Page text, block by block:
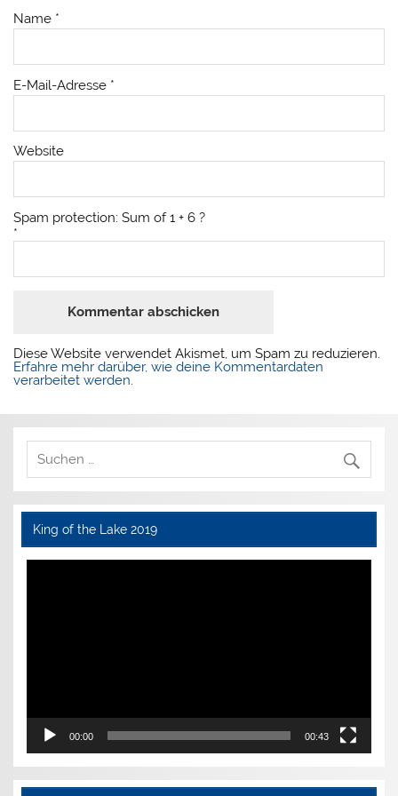
Name *
E-Mail-Adresse *
Website
Spam protection: Sum of 1 + 6 ?
*
Diese Website verwendet Akismet, um Spam zu reduzieren.
Erfahre mehr darüber, wie deine Kommentardaten
verarbeitet werden.
King of the Lake 2019
Video-
00:00 00:43